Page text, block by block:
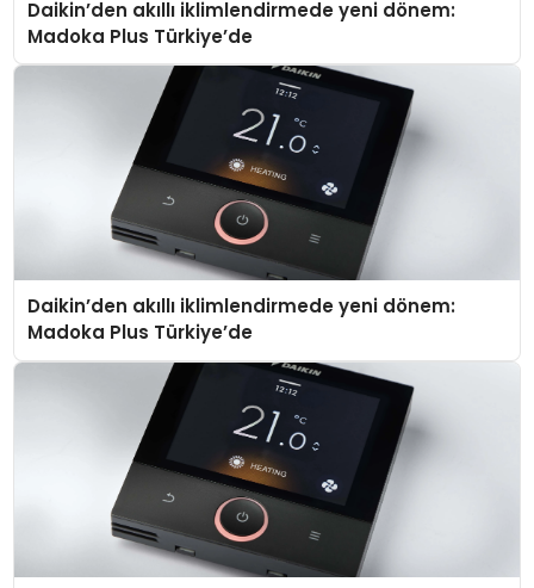
Daikin’den akıllı iklimlendirmede yeni dönem:
Madoka Plus Türkiye’de
Daikin’den akıllı iklimlendirmede yeni dönem:
Madoka Plus Türkiye’de